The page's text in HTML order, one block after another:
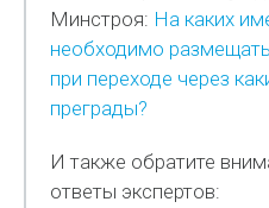
Минстроя: На каких
необходимо
при переходе через
преграды?
И также обратите
ответы экспертов: